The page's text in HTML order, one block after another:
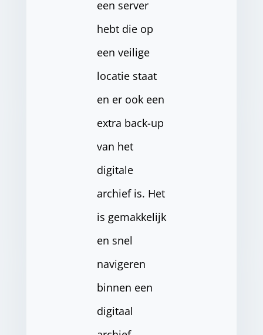
een server
hebt die op
een veilige
locatie staat
en er ook een
extra back-up
van het
digitale
archief is. Het
is gemakkelijk
en snel
navigeren
binnen een
digitaal